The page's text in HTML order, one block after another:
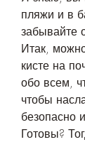
пляжи и в
забывайте
Итак,
кисте на
обо всем,
чтобы
безопасно
Готовы?